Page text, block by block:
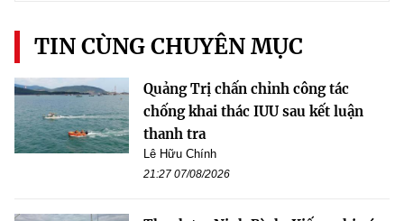
TIN CÙNG CHUYÊN MỤC
Quảng Trị chấn chỉnh công tác
chống khai thác IUU sau kết luận
thanh tra
Lê Hữu Chính
21:27 07/08/2026